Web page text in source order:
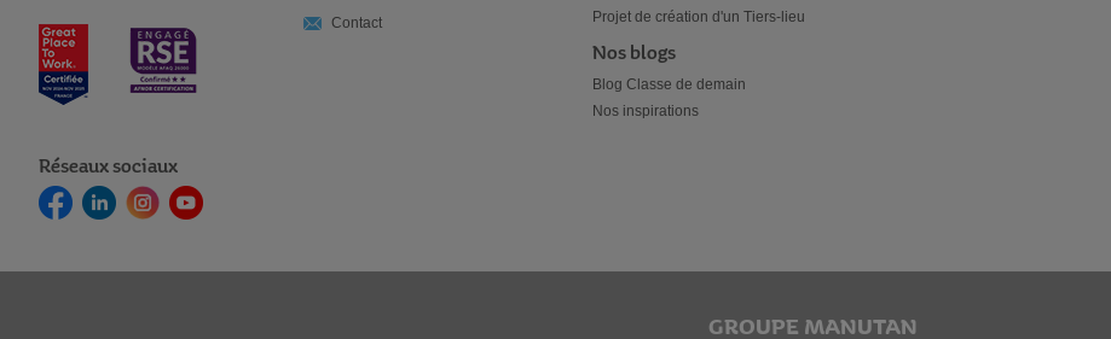
Réseaux sociaux
Contact
Projet de création d'un Tiers-lieu
Nos blogs
Blog Classe de demain
Nos inspirations
GROUPE MANUTAN